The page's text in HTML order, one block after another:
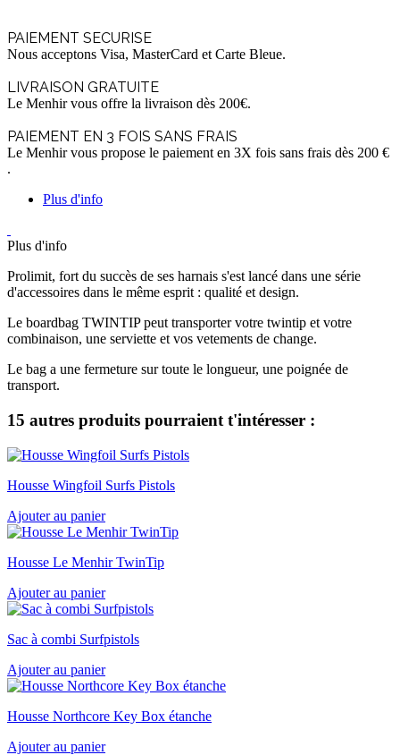
PAIEMENT SECURISE
Nous acceptons Visa, MasterCard et Carte Bleue.
LIVRAISON GRATUITE
Le Menhir vous offre la livraison dès 200€.
PAIEMENT EN 3 FOIS SANS FRAIS
Le Menhir vous propose le paiement en 3X fois sans frais dès 200 €
.
Plus d'info
Plus d'info
Prolimit, fort du succès de ses harnais s'est lancé dans une série
d'accessoires dans le même esprit : qualité et design.
Le boardbag TWINTIP peut transporter votre twintip et votre
combinaison, une serviette et vos vetements de change.
Le bag a une fermeture sur toute le longueur, une poignée de
transport.
15 autres produits pourraient t'intéresser :
Housse Wingfoil Surfs Pistols
Ajouter au panier
Housse Le Menhir TwinTip
Ajouter au panier
Sac à combi Surfpistols
Ajouter au panier
Housse Northcore Key Box étanche
Ajouter au panier